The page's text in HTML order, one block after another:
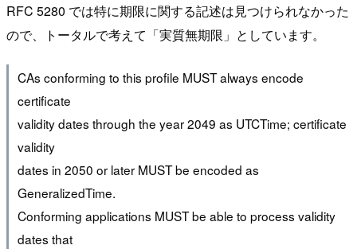
RFC 5280 では特に期限に関する記述は見つけられなかった
ので、トータルで考えて「実質無期限」としています。
CAs conforming to this profile MUST always encode
certificate
validity dates through the year 2049 as UTCTime; certificate
validity
dates in 2050 or later MUST be encoded as
GeneralizedTime.
Conforming applications MUST be able to process validity
dates that